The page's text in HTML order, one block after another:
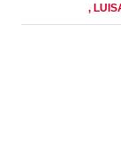
,